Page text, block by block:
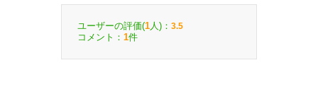
ユーザーの評価(1 人)： 3.5
コメント： 1件